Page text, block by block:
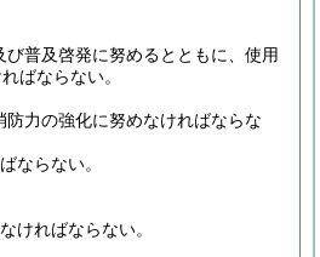
普及啓発に努めるとともに、使用
ばならない。
力の強化に努めなければならな
ならない。
ければならない。